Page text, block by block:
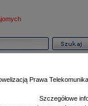
Poczekalnia|
Prawa
Szczegółowe